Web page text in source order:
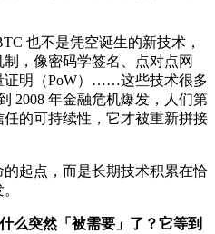
也不是凭空诞生的新技术，
，像密码学签名、点对点网
证明（PoW）……这些技术很多
2008 年金融危机爆发，人们第
的可持续性，它才被重新拼接
起点，而是长期技术积累在恰
么突然「被需要」了？它等到